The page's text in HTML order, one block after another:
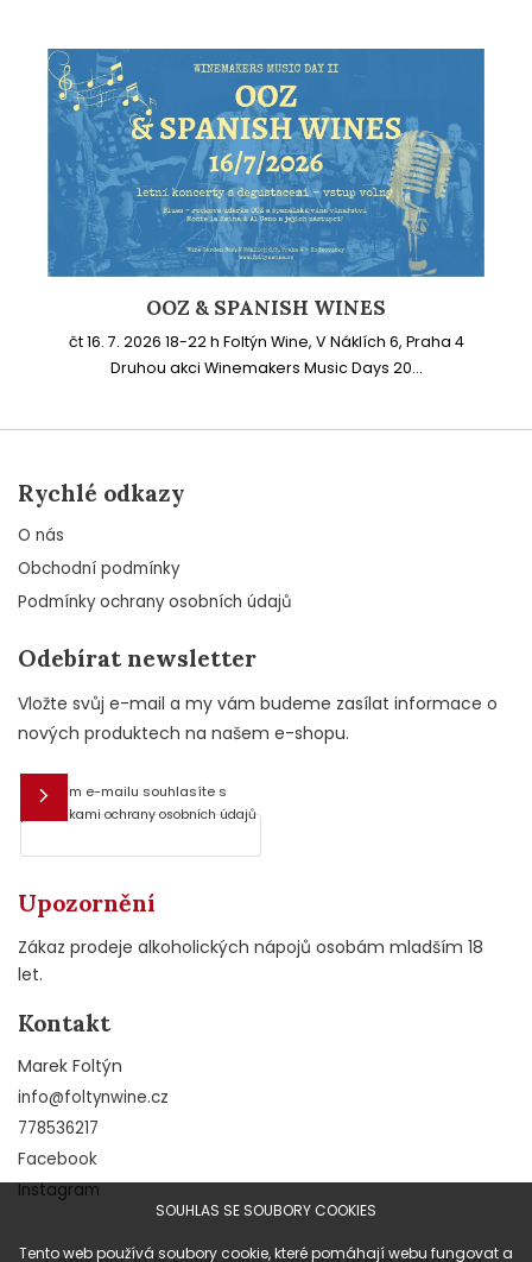
SOUHLAS SE SOUBORY COOKIES
Tento web používá soubory cookie, které pomáhají webu fungovat a
OOZ & SPANISH WINES
čt 16. 7. 2026 18-22 h Foltýn Wine, V Náklích 6, Praha 4
Druhou akci Winemakers Music Days 20...
Rychlé odkazy
O nás
Obchodní podmínky
Podmínky ochrany osobních údajů
Odebírat newsletter
Vložte svůj e-mail a my vám budeme zasílat informace o
nových produktech na našem e-shopu.
E-mail
Vložením e-mailu souhlasíte s
podmínkami ochrany osobních údajů
Upozornění
Zákaz prodeje alkoholických nápojů osobám mladším 18
let.
Kontakt
Marek Foltýn
info@foltynwine.cz
778536217
Facebook
Instagram